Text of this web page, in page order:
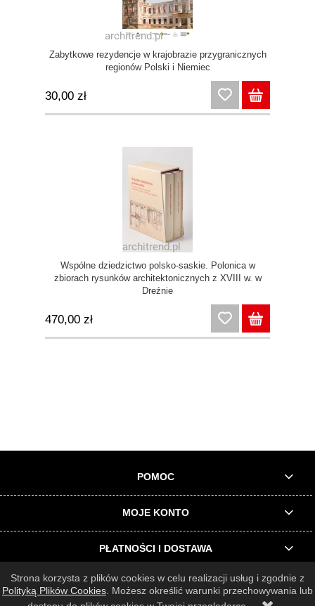
Strona korzysta z plików cookies w celu realizacji usług i zgodnie z
Polityką Plików Cookies . Możesz określić warunki przechowywania lub
Zabytkowe rezydencje w krajobrazie przygranicznych
regionów Polski i Niemiec
30,00 zł
Wspólne dziedzictwo polsko-saskie. Polonica w
zbiorach rysunków architektonicznych z XVIII w. w
Dreźnie
470,00 zł
POMOC
MOJE KONTO
PŁATNOŚCI I DOSTAWA
INFORMACJE O SKLEPIE